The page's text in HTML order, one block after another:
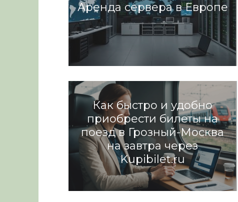
Аренда сервера в Европе
Разное
Как быстро и удобно
приобрести билеты на
поезд в Грозный-Москва
на завтра через
Kupibilet.ru
Разное